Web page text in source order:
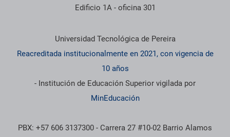
Edificio 1A - oficina 301
Información institucional
Universidad Tecnológica de Pereira
Reacreditada institucionalmente en 2021, con vigencia de
10 años
- Institución de Educación Superior vigilada por
MinEducación
PBX: +57 606 3137300 - Carrera 27 #10-02 Barrio Alamos